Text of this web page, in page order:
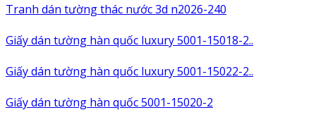
Tranh dán tường thác nước 3d n2026-240
Giấy dán tường hàn quốc luxury 5001-15018-2..
Giấy dán tường hàn quốc luxury 5001-15022-2..
Giấy dán tường hàn quốc 5001-15020-2